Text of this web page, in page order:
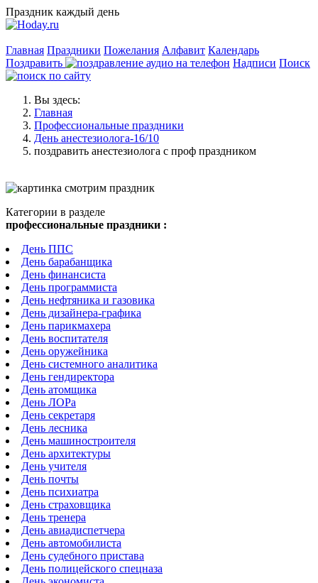
Праздник каждый день
Главная Праздники Пожелания Алфавит Календарь
Поздравить
Надписи Поиск
Вы здесь:
Главная
Профессиональные праздники
День анестезиолога-16/10
поздравить анестезиолога с проф праздником
Категории в разделе
профессиональные праздники :
День ППС
День барабанщика
День финансиста
День программиста
День нефтяника и газовика
День дизайнера-графика
День парикмахера
День воспитателя
День оружейника
День системного аналитика
День гендиректора
День атомщика
День ЛОРа
День секретаря
День лесника
День машиностроителя
День архитектуры
День учителя
День почты
День психиатра
День страховщика
День тренера
День авиадиспетчера
День автомобилиста
День судебного пристава
День полицейского спецназа